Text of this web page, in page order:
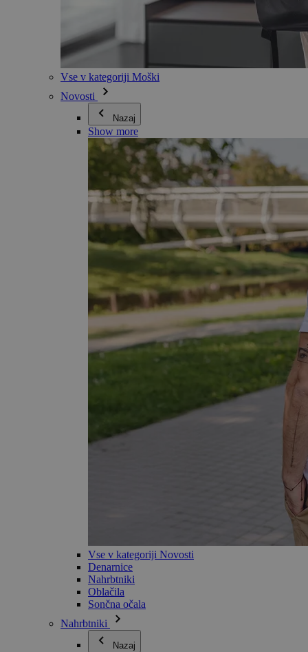
Vse v kategoriji Moški
Novosti
Nazaj
Show more
Vse v kategoriji Novosti
Denarnice
Nahrbtniki
Oblačila
Sončna očala
Nahrbtniki
Nazaj